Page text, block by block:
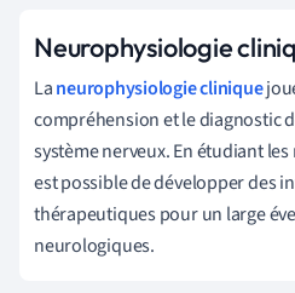
Neurophysiologie
Laneurophysiologie clinique
compréhension et le diagnostic
système nerveux. En étudiant
est possible de développer des
thérapeutiques pour un large
neurologiques.